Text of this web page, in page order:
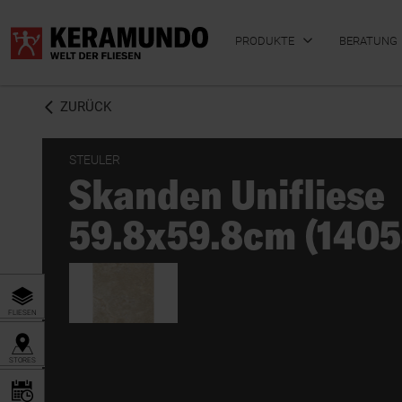
PRODUKTE
BADFLIESEN KÜCHENFLIESEN
BERATUNG
ZURÜCK
STEULER
Skanden Unifliese
59.8x59.8cm
FLIESEN
STORES